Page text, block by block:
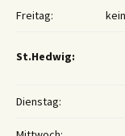
Freitag:
St.Hedwig:
Dienstag: